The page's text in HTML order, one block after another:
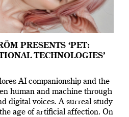
PRESENTS ‘PET:
TECHNOLOGIES’
AI companionship and the
human and machine through
digital voices. A surreal study
age of artificial affection. On